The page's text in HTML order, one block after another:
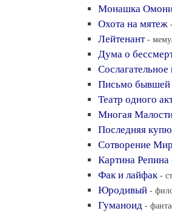
Монашка
Охота на мятеж
Лейтенант -
Дума о
Сослагательное
Письмо бывшей
Театр одного
Многая
Последняя
Сотворение
Картина Репина
Фак и лайфак -
Юродивый -
Гуманоид -